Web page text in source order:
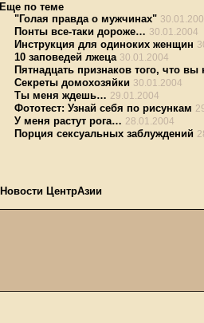
Еще по теме
"Голая правда о мужчинах"
Понты все-таки дороже… 30.01.2004
Инструкция для одиноких женщин
10 заповедей лжеца 30.01.2004
Пятнадцать признаков того, что
Секреты домохозяйки 30.01.2004
Ты меня ждешь… 29.01.2004
Фототест: Узнай себя по рисункам
У меня растут рога… 28.01.2004
Порция сексуальных заблуждений
Новости ЦентрАзии